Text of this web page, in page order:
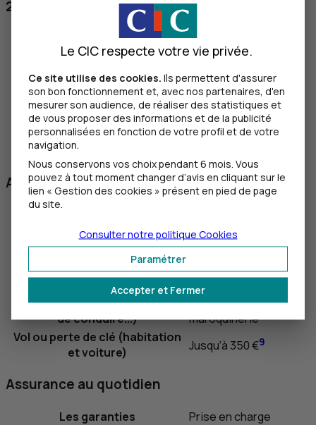
2 formules selon vos besoins
Protection de vos moyens de paiement
Protection de vos moyens de
chéquiers)
Protection des moyens de
paiement détenus dans
plusieurs banques (cartes et
chéquiers)
Tarif : 31 €
Assurance de vos moyens de paiement
Utilisation frauduleuse des
moyens de paiement
Jusqu’à 3 050 €
Vol d’espèce par agression Jusqu’à 500 €
Vol ou perte des pièces
d’identité (passeport, permis
de conduire...)
Jusqu’à 350 €, dont
50 € maximum pour la
maroquinerie
Vol ou perte de clé (habitation
et voiture)
Jusqu’à 350 €9
Assurance au quotidien
Les garanties
Prise en charge
Le CIC respecte votre vie privée.
Ce site utilise des cookies. Ils permettent d'assurer
son bon fonctionnement et, avec nos partenaires, d'en
mesurer son audience, de réaliser des statistiques et
de vous proposer des informations et de la publicité
personnalisées en fonction de votre profil et de votre
navigation.
Nous conservons vos choix pendant 6 mois. Vous
pouvez à tout moment changer d’avis en cliquant sur le
lien « Gestion des cookies » présent en pied de page
du site.
Accepter et Fermer
Paramétrer
Consulter notre politique Cookies